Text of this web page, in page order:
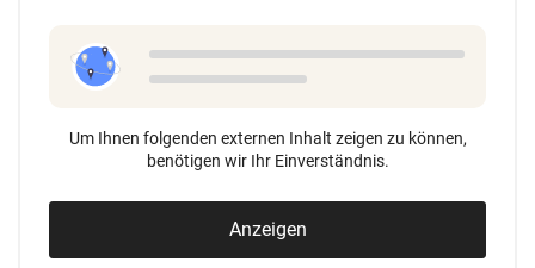
Um Ihnen folgenden externen Inhalt zeigen zu können,
benötigen wir Ihr Einverständnis.
Anzeigen